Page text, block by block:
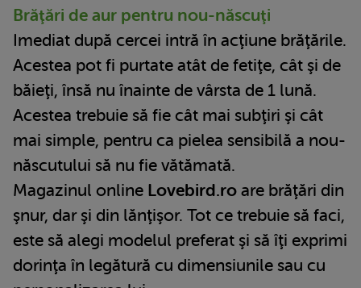
Brăţări de aur pentru nou-născuţi
Imediat după cercei intră în acţiune brăţările.
Acestea pot fi purtate atât de fetiţe, cât şi de
băieţi, însă nu înainte de vârsta de 1 lună.
Acestea trebuie să fie cât mai subţiri şi cât
mai simple, pentru ca pielea sensibilă a nou-
născutului să nu fie vătămată.
Magazinul online Lovebird.ro are brăţări din
şnur, dar şi din lănţişor. Tot ce trebuie să faci,
este să alegi modelul preferat şi să îţi exprimi
dorinţa în legătură cu dimensiunile sau cu